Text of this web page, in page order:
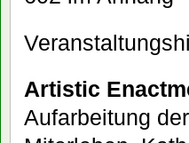
Artistic
Aufarbeitung